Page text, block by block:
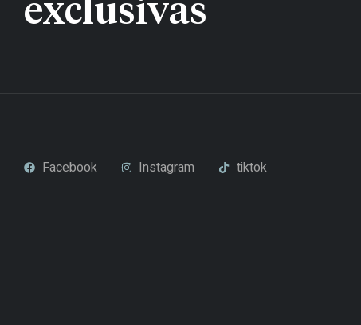
exclusivas
Facebook Instagram tiktok